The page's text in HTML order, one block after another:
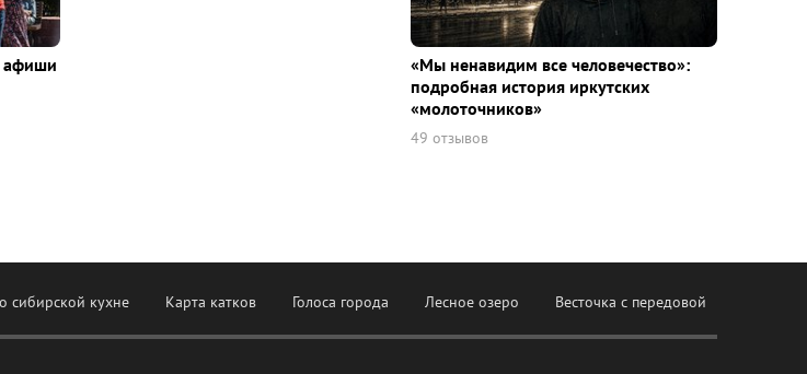
афиши
«Мы ненавидим все человечество»:
подробная история иркутских
«молоточников»
49 отзывов
сибирской кухне Карта катков Голоса города Лесное озеро Весточка с передовой